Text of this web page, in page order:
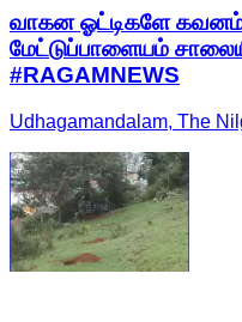
வாகன ஓட்டிகளே
மேட்டுப்பாளையம்
#RAGAMNEWS
Udhagamandalam, The